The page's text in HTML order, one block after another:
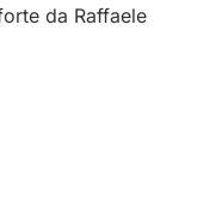
da Raffaele